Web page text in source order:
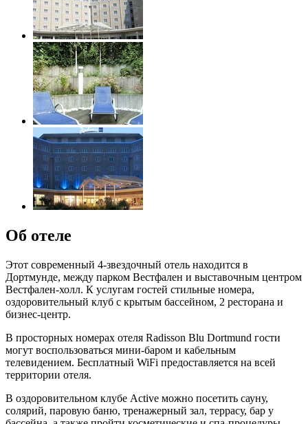
Об отеле
Этот современный 4-звездочный отель находится в
Дортмунде, между парком Вестфален и выставочным центром
Вестфален-холл. К услугам гостей стильные номера,
оздоровительный клуб с крытым бассейном, 2 ресторана и
бизнес-центр.
В просторных номерах отеля Radisson Blu Dortmund гости
могут воспользоваться мини-баром и кабельным
телевидением. Бесплатный WiFi предоставляется на всей
территории отеля.
В оздоровительном клубе Active можно посетить сауну,
солярий, паровую баню, тренажерный зал, террасу, бар у